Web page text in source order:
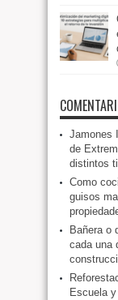
Jamones
de
distintos
Como
guisos
Bañera o
cada una
Escuela